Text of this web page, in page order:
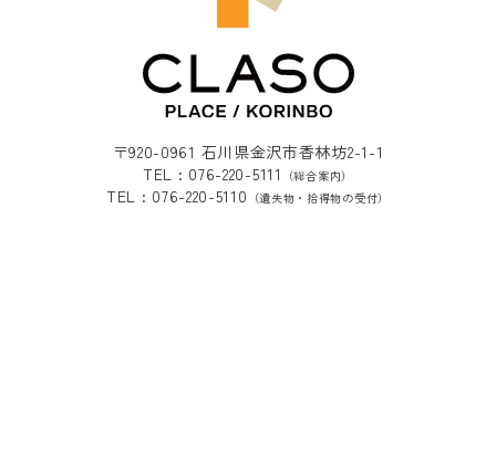
〒920-0961 石川県金沢市香林坊2-1-1
TEL : 076-220-5111
（総合案内）
TEL : 076-220-5110 （遺失物・拾得物の受付）